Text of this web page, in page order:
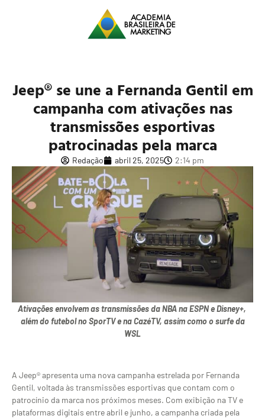
Jeep® se une a Fernanda Gentil em
campanha com ativações nas
transmissões esportivas
patrocinadas pela marca
Redação abril 25, 2025 2:14 pm
Ativações envolvem as transmissões da NBA na ESPN e Disney+,
além do futebol no SporTV e na CazéTV, assim como o surfe da
WSL
A Jeep® apresenta uma nova campanha estrelada por Fernanda
Gentil, voltada às transmissões esportivas que contam com o
patrocínio da marca nos próximos meses. Com exibição na TV e
plataformas digitais entre abril e junho, a campanha criada pela